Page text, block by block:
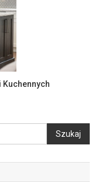
Kuchennych
Szukaj